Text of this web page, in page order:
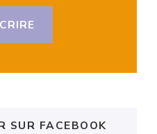
SUR FACEBOOK